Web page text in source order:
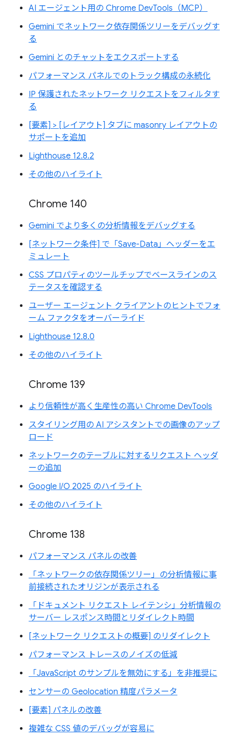
AI エージェント用の Chrome DevTools（MCP）
Gemini でネットワーク依存関係ツリーをデバッグす
る
Gemini とのチャットをエクスポートする
パフォーマンス パネルでのトラック構成の永続化
IP 保護されたネットワーク リクエストをフィルタす
る
[要素] > [レイアウト] タブに masonry レイアウトの
サポートを追加
Lighthouse 12.8.2
その他のハイライト
Chrome 140
Gemini でより多くの分析情報をデバッグする
[ネットワーク条件] で「Save-Data」ヘッダーをエ
ミュレート
CSS プロパティのツールチップでベースラインのス
テータスを確認する
ユーザー エージェント クライアントのヒントでフォ
ーム ファクタをオーバーライド
Lighthouse 12.8.0
その他のハイライト
Chrome 139
より信頼性が高く生産性の高い Chrome DevTools
スタイリング用の AI アシスタントでの画像のアップ
ロード
ネットワークのテーブルに対するリクエスト ヘッダ
ーの追加
Google I/O 2025 のハイライト
その他のハイライト
Chrome 138
パフォーマンス パネルの改善
「ネットワークの依存関係ツリー」の分析情報に事
前接続されたオリジンが表示される
「ドキュメント リクエスト レイテンシ」分析情報の
サーバー レスポンス時間とリダイレクト時間
[ネットワーク リクエストの概要] のリダイレクト
パフォーマンス トレースのノイズの低減
「JavaScript のサンプルを無効にする」を非推奨に
センサーの Geolocation 精度パラメータ
[要素] パネルの改善
複雑な CSS 値のデバッグが容易に